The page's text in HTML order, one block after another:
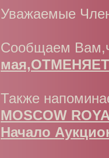
Уважаемые
Сообщаем
Также
MOSCOW
Начало